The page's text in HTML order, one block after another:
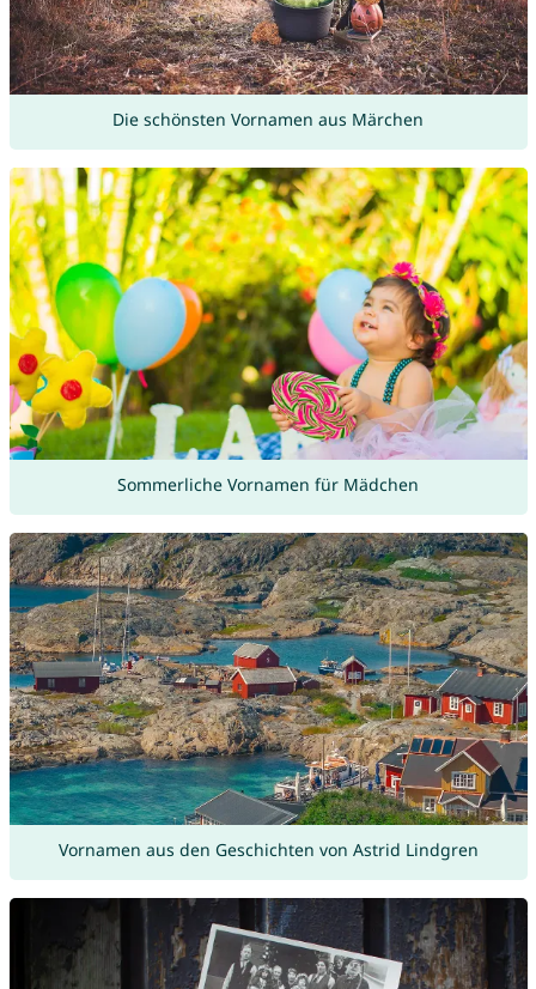
Die schönsten Vornamen aus Märchen
Sommerliche Vornamen für Mädchen
Vornamen aus den Geschichten von Astrid Lindgren